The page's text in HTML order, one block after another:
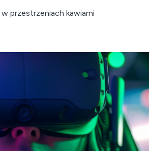
w przestrzeniach kawiarni